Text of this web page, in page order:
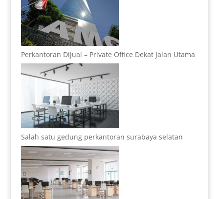
Perkantoran Dijual – Private Office Dekat Jalan Utama
Salah satu gedung perkantoran surabaya selatan